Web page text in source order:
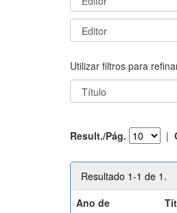
Utilizar filtros para
Result./Pág. |
Resultado 1-1 de 1.
Ano de